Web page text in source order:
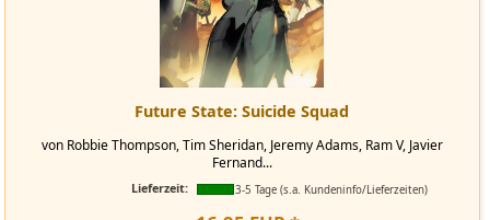
Future State: Suicide Squad
von Robbie Thompson, Tim Sheridan, Jeremy Adams, Ram V, Javier
Fernand...
Lieferzeit: 3-5 Tage (s.a. Kundeninfo/Lieferzeiten)